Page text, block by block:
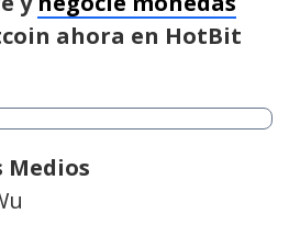
ahora en HotBit
Medios